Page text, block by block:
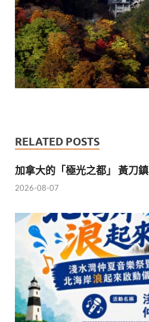
RELATED POSTS
加拿大的「極光之都」 黃刀鎮
2026-08-07